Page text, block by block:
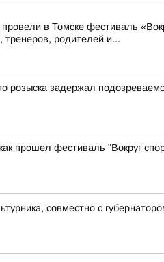
в Томске фестиваль
тренеров, родителей и...
розыска задержал
прошел фестиваль "Вокруг
совместно с